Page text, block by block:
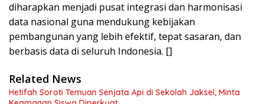
diharapkan menjadi pusat integrasi dan harmonisasi
data nasional guna mendukung kebijakan
pembangunan yang lebih efektif, tepat sasaran, dan
berbasis data di seluruh Indonesia. []
Related News
Hetifah Soroti Temuan Senjata Api di Sekolah Jaksel, Minta